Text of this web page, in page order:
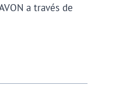
a través de